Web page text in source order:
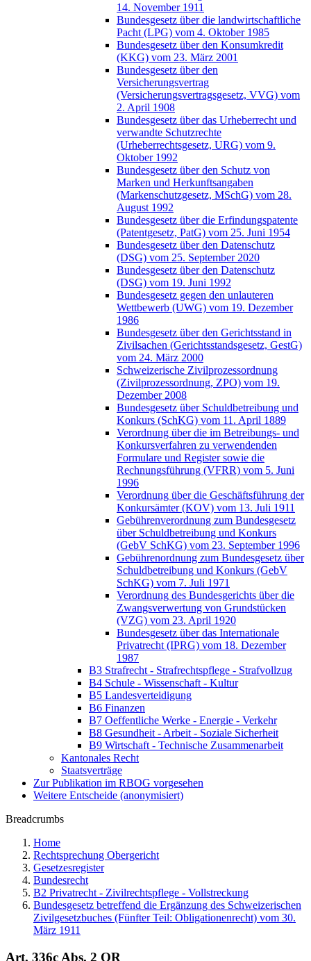
14. November 1911
Bundesgesetz über die landwirtschaftliche
Pacht (LPG) vom 4. Oktober 1985
Bundesgesetz über den Konsumkredit
(KKG) vom 23. März 2001
Bundesgesetz über den
Versicherungsvertrag
(Versicherungsvertragsgesetz, VVG) vom
2. April 1908
Bundesgesetz über das Urheberrecht und
verwandte Schutzrechte
(Urheberrechtsgesetz, URG) vom 9.
Oktober 1992
Bundesgesetz über den Schutz von
Marken und Herkunftsangaben
(Markenschutzgesetz, MSchG) vom 28.
August 1992
Bundesgesetz über die Erfindungspatente
(Patentgesetz, PatG) vom 25. Juni 1954
Bundesgesetz über den Datenschutz
(DSG) vom 25. September 2020
Bundesgesetz über den Datenschutz
(DSG) vom 19. Juni 1992
Bundesgesetz gegen den unlauteren
Wettbewerb (UWG) vom 19. Dezember
1986
Bundesgesetz über den Gerichtsstand in
Zivilsachen (Gerichtsstandsgesetz, GestG)
vom 24. März 2000
Schweizerische Zivilprozessordnung
(Zivilprozessordnung, ZPO) vom 19.
Dezember 2008
Bundesgesetz über Schuldbetreibung und
Konkurs (SchKG) vom 11. April 1889
Verordnung über die im Betreibungs- und
Konkursverfahren zu verwendenden
Formulare und Register sowie die
Rechnungsführung (VFRR) vom 5. Juni
1996
Verordnung über die Geschäftsführung der
Konkursämter (KOV) vom 13. Juli 1911
Gebührenverordnung zum Bundesgesetz
über Schuldbetreibung und Konkurs
(GebV SchKG) vom 23. September 1996
Gebührenordnung zum Bundesgesetz über
Schuldbetreibung und Konkurs (GebV
SchKG) vom 7. Juli 1971
Verordnung des Bundesgerichts über die
Zwangsverwertung von Grundstücken
(VZG) vom 23. April 1920
Bundesgesetz über das Internationale
Privatrecht (IPRG) vom 18. Dezember
1987
B3 Strafrecht - Strafrechtspflege - Strafvollzug
B4 Schule - Wissenschaft - Kultur
B5 Landesverteidigung
B6 Finanzen
B7 Oeffentliche Werke - Energie - Verkehr
B8 Gesundheit - Arbeit - Soziale Sicherheit
B9 Wirtschaft - Technische Zusammenarbeit
Kantonales Recht
Staatsverträge
Zur Publikation im RBOG vorgesehen
Weitere Entscheide (anonymisiert)
Breadcrumbs
Home
Rechtsprechung Obergericht
Gesetzesregister
Bundesrecht
B2 Privatrecht - Zivilrechtspflege - Vollstreckung
Bundesgesetz betreffend die Ergänzung des Schweizerischen
Zivilgesetzbuches (Fünfter Teil: Obligationenrecht) vom 30.
März 1911
Art. 336c Abs. 2 OR